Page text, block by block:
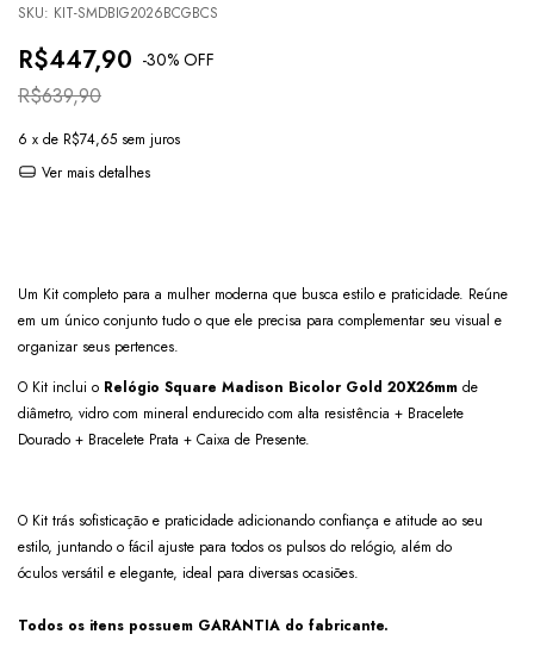
SKU: KIT-SMDBIG2026BCGBCS
R$447,90 -30% OFF
R$639,90
6 x de R$74,65 sem juros
Ver mais detalhes
Um Kit completo para a mulher moderna que busca estilo e praticidade. Reúne
em um único conjunto tudo o que ele precisa para complementar seu visual e
organizar seus pertences.
O Kit inclui o Relógio Square Madison Bicolor Gold 20X26mm de
diâmetro, vidro com mineral endurecido com alta resistência + Bracelete
Dourado + Bracelete Prata + Caixa de Presente.
O Kit trás sofisticação e praticidade adicionando confiança e atitude ao seu
estilo, juntando o fácil ajuste para todos os pulsos do relógio, além do
óculos versátil e elegante, ideal para diversas ocasiões.
Todos os itens possuem GARANTIA do fabricante.